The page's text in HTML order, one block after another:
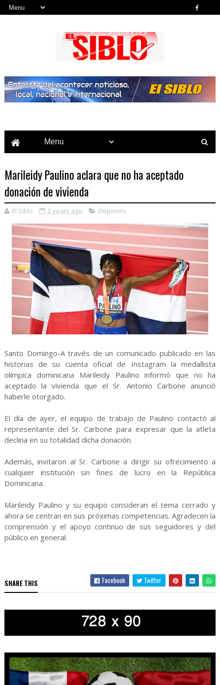
Marileidy Paulino aclara que no ha aceptado
donación de vivienda
El Siblo 2 years ago Deportes
Santo Domingo-A través de un comunicado publicado en las
historias de su cuenta oficial de Instagram la medallista
olímpica dominicana Marileidy Paulino informó que no ha
aceptado la vivienda que el Sr. Antonio Carbone anunció
haberle otorgado.
El día de ayer, el equipo de trabajo de Paulino contactó al
representante del Sr. Carbone para expresar que la atleta
declina en su totalidad dicha donación.
Además, invitaron al Sr. Carbone a dirigir su ofrecimiento a
cualquier institución sin fines de lucro en la República
Dominicana.
Marileidy Paulino y su equipo consideran el tema cerrado y
ahora se centran en sus próximas competencias. Agradecen la
comprensión y el apoyo continuo de sus seguidores y del
público en general.
SHARE THIS Facebook Twitter